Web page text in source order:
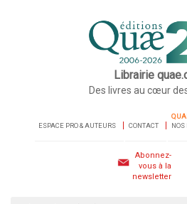
Librairie
Des livres au cœur
ESPACE PRO & AUTEURS CONTACT
NOS
Abonnez-
vous à la
newsletter